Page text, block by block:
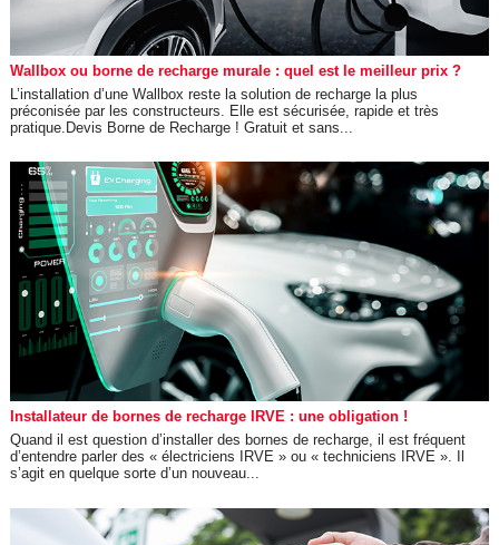
Wallbox ou borne de recharge murale : quel est le meilleur prix ?
L’installation d’une Wallbox reste la solution de recharge la plus
préconisée par les constructeurs. Elle est sécurisée, rapide et très
pratique.Devis Borne de Recharge ! Gratuit et sans...
Installateur de bornes de recharge IRVE : une obligation !
Quand il est question d’installer des bornes de recharge, il est fréquent
d’entendre parler des « électriciens IRVE » ou « techniciens IRVE ». Il
s’agit en quelque sorte d’un nouveau...